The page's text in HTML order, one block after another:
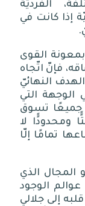
الفرديّة
إذا كانت في
القوى
فإنّ اتّجاه
النهائيّ
الوجهة التي
جميعًا تسوق
ومحدودًًا لا
تمامًا إلّا
المجال الذي
الوجود
إلى جلالي